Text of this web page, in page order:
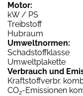
Motor:
kW / PS
Treibstoff
Hubraum
Umweltnormen:
Schadstoffklasse
Umweltplakette
Verbrauch und
Kraftstoffverbr.
CO2-Emissionen